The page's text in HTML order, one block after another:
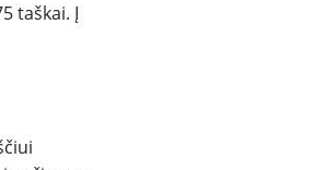
taškai. Į